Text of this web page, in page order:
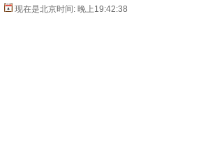
现在是北京时间: 晚上19:42:38